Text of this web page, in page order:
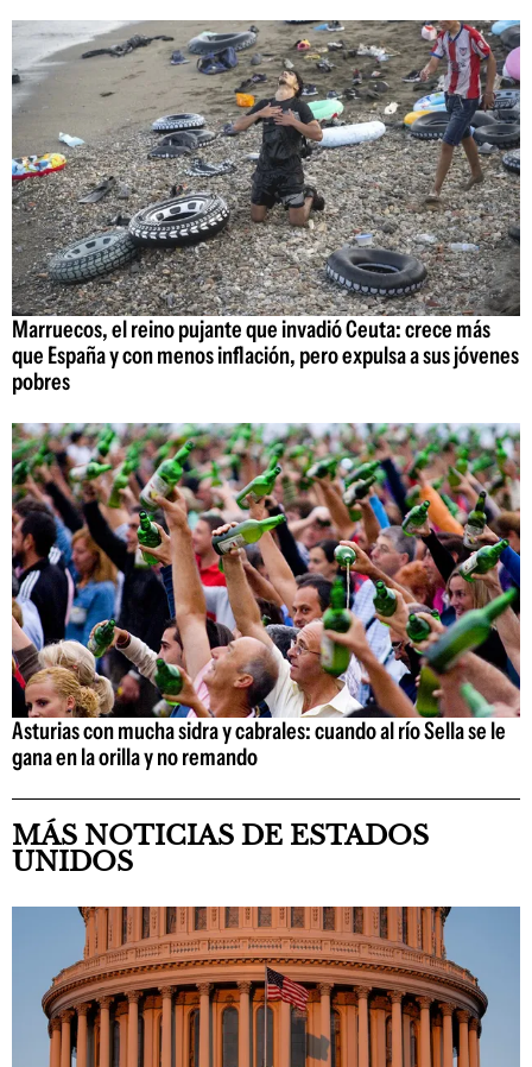
Marruecos, el reino pujante que invadió Ceuta: crece más
que España y con menos inflación, pero expulsa a sus jóvenes
pobres
Asturias con mucha sidra y cabrales: cuando al río Sella se le
gana en la orilla y no remando
MÁS NOTICIAS DE ESTADOS
UNIDOS